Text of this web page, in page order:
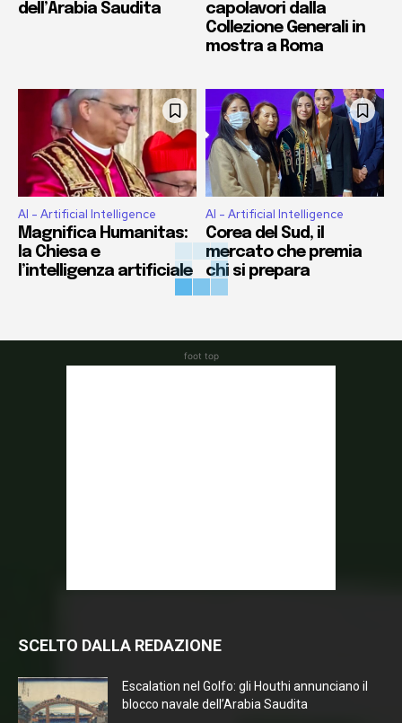
dell’Arabia Saudita
capolavori dalla
Collezione Generali in
mostra a Roma
AI - Artificial Intelligence
Magnifica Humanitas:
la Chiesa e
l’intelligenza artificiale
AI - Artificial Intelligence
Corea del Sud, il
mercato che premia
chi si prepara
foot top
SCELTO DALLA REDAZIONE
Escalation nel Golfo: gli Houthi annunciano il
blocco navale dell’Arabia Saudita